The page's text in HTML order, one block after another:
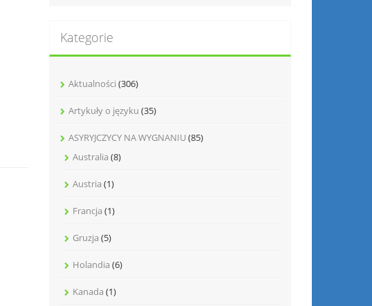
Kategorie
Aktualności (306)
Artykuły o języku (35)
ASYRYJCZYCY NA WYGNANIU(85)
Australia (8)
Austria (1)
Francja (1)
Gruzja (5)
Holandia (6)
Kanada (1)